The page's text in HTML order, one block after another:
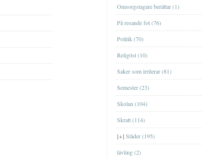
Omsorgstagare berättar (1)
På resande fot (76)
Politik (70)
Religöst (10)
Saker som irriterar (81)
Semester (23)
Skolan (104)
Skratt (114)
[+] Städer (195)
EskilstunaEskilstuna
GöteborgGöteborg
ÖrebroÖrebro
StockholmStockholm
TrollhättanTrollhättan
tävling (2)
[+]september
Ta en sväng till Bornholm nästa år?
[+]maj(1)
Shoppa loss med kort
[+]april(2)
Genom Internets spridning
Nu är äntligen SVT:s Öppet arkiv
igång
[+]mars(2)
Att ge bort en upplevelse
Nätcasino
[+]januari
Jag har blivit med fru
Farfar